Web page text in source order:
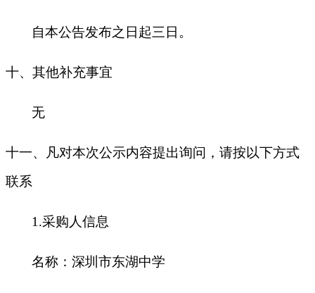
自本公告发布之日起三日。
十、其他补充事宜
无
十一、凡对本次公示内容提出询问，请按以下方式
联系
1.采购人信息
名称：深圳市东湖中学